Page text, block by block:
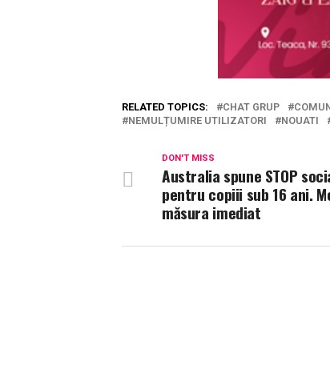
RELATED TOPICS: CHAT GRUP
NEMULȚUMIRE UTILIZATORI
NOUATI
DON'T MISS
Australia spune STOP
pentru copiii sub 16 ani.
măsura imediat